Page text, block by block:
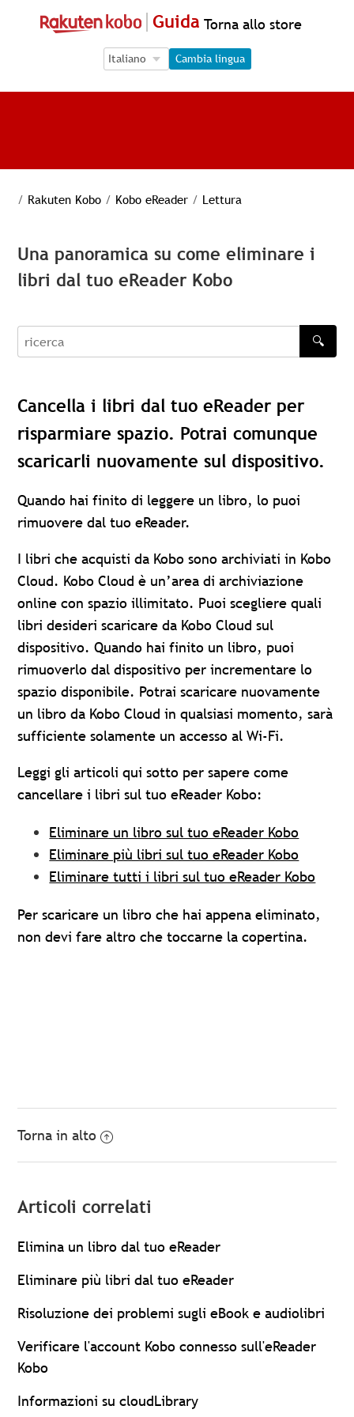
Guida Torna allo store
Language Selection
Language Selection
Cambia lingua
/ Rakuten Kobo / Kobo eReader / Lettura
Una panoramica su come eliminare i
libri dal tuo eReader Kobo
recherche
🔍
Cancella i libri dal tuo eReader per
risparmiare spazio. Potrai comunque
scaricarli nuovamente sul dispositivo.
Quando hai finito di leggere un libro, lo puoi
rimuovere dal tuo eReader.
I libri che acquisti da Kobo sono archiviati in Kobo
Cloud. Kobo Cloud è un’area di archiviazione
online con spazio illimitato. Puoi scegliere quali
libri desideri scaricare da Kobo Cloud sul
dispositivo. Quando hai finito un libro, puoi
rimuoverlo dal dispositivo per incrementare lo
spazio disponibile. Potrai scaricare nuovamente
un libro da Kobo Cloud in qualsiasi momento, sarà
sufficiente solamente un accesso al Wi-Fi.
Leggi gli articoli qui sotto per sapere come
cancellare i libri sul tuo eReader Kobo:
Eliminare un libro sul tuo eReader Kobo
Eliminare più libri sul tuo eReader Kobo
Eliminare tutti i libri sul tuo eReader Kobo
Per scaricare un libro che hai appena eliminato,
non devi fare altro che toccarne la copertina.
Torna in alto
Articoli correlati
Elimina un libro dal tuo eReader
Eliminare più libri dal tuo eReader
Risoluzione dei problemi sugli eBook e audiolibri
Verificare l'account Kobo connesso sull'eReader
Kobo
Informazioni su cloudLibrary